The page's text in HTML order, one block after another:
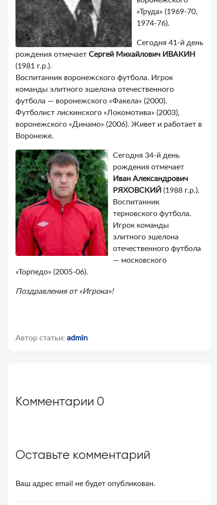
«Труда» (1969-70,
1974-76).
Сегодня 41-й день
рождения отмечает Сергей Михайлович ИВАКИН
(1981 г.р.).
Воспитанник воронежского футбола. Игрок
команды элитного эшелона отечественного
футбола — воронежского «Факела» (2000).
Футболист лискинского «Локомотива» (2003),
воронежского «Динамо» (2006). Живет и работает в
Воронеже.
Сегодня 34-й день
рождения отмечает
Иван Александрович
РЯХОВСКИЙ (1988 г.р.).
Воспитанник
терновского футбола.
Игрок команды
элитного эшелона
отечественного футбола
— московского
«Торпедо» (2005-06).
Поздравления от «Игрока»!
Автор статьи: admin
Комментарии 0
Оставьте комментарий
Ваш адрес email не будет опубликован.